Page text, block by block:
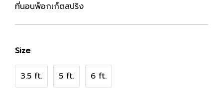
ที่นอนพ็อกเก็ตสปริง
Size
3.5 ft. 5 ft. 6 ft.